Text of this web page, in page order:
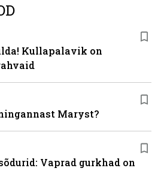
Kullapalavik on
Maryst?
Vaprad gurkhad on